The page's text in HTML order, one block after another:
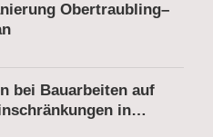
Obertraubling–
bei Bauarbeiten auf
in